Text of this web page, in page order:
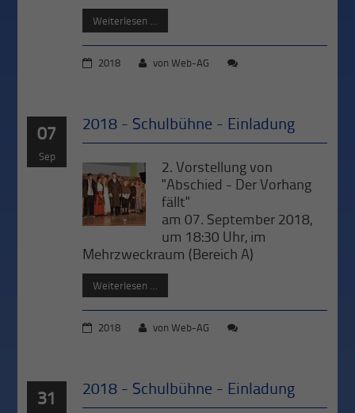
Weiterlesen …
2018 vonWeb-AG
07
Sep
2018 - Schulbühne - Einladung
2. Vorstellung von
"Abschied - Der Vorhang
fällt"
am 07. September 2018,
um 18:30 Uhr, im
Mehrzweckraum (Bereich A)
Weiterlesen …
2018 vonWeb-AG
31 2018 - Schulbühne - Einladung